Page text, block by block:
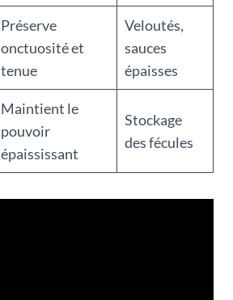
Préserve
onctuosité et
tenue
Veloutés,
sauces
épaisses
Maintient le
pouvoir
épaississant
Stockage
des fécules